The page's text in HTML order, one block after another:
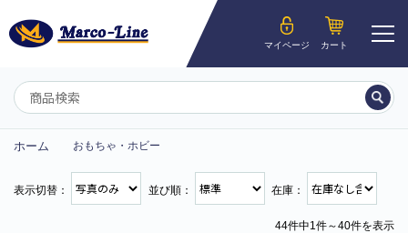
マイページ カート
ホーム おもちゃ・ホビー
表示切替： 並び順： 在庫：
44件中1件～40件を表示
ようこそ__MEMBER_LASTNAME__様
マイページ